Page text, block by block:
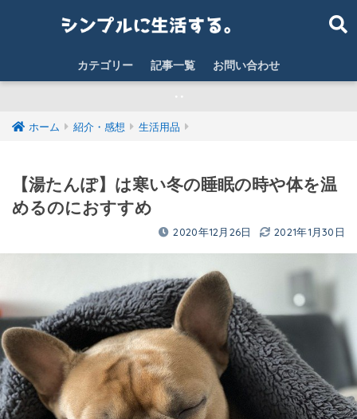
カテゴリー 記事一覧 お問い合わせ
‥
ホーム 紹介・感想 生活用品
【湯たんぽ】は寒い冬の睡眠の時や体を温
めるのにおすすめ
2020年12月26日 2021年1月30日